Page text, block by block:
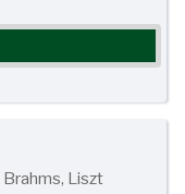
Liszt